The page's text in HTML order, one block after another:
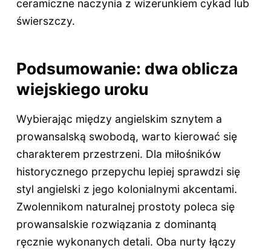
ceramiczne naczynia z wizerunkiem cykad lub
świerszczy.
Podsumowanie: dwa oblicza
wiejskiego uroku
Wybierając między angielskim sznytem a
prowansalską swobodą, warto kierować się
charakterem przestrzeni. Dla miłośników
historycznego przepychu lepiej sprawdzi się
styl angielski z jego kolonialnymi akcentami.
Zwolennikom naturalnej prostoty poleca się
prowansalskie rozwiązania z dominantą
ręcznie wykonanych detali. Oba nurty łączy